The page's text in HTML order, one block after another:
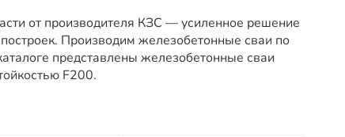
от производителя КЗС — усиленное решение
Производим железобетонные сваи по
представлены железобетонные сваи
F200.